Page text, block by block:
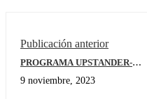
Publicación anterior
PROGRAMA UPSTANDER-
PREESCOLAR
9 noviembre, 2023